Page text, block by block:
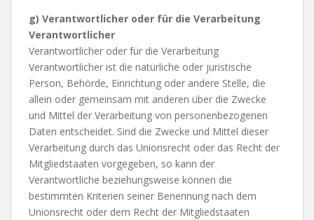
g) Verantwortlicher oder für die Verarbeitung
Verantwortlicher
Verantwortlicher oder für die Verarbeitung
Verantwortlicher ist die natürliche oder juristische
Person, Behörde, Einrichtung oder andere Stelle, die
allein oder gemeinsam mit anderen über die Zwecke
und Mittel der Verarbeitung von personenbezogenen
Daten entscheidet. Sind die Zwecke und Mittel dieser
Verarbeitung durch das Unionsrecht oder das Recht der
Mitgliedstaaten vorgegeben, so kann der
Verantwortliche beziehungsweise können die
bestimmten Kriterien seiner Benennung nach dem
Unionsrecht oder dem Recht der Mitgliedstaaten